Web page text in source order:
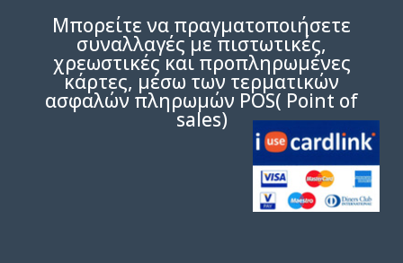
Μπορείτε να πραγματοποιήσετε
συναλλαγές με πιστωτικές,
χρεωστικές και προπληρωμένες
κάρτες, μέσω των τερματικών
ασφαλών πληρωμών POS( Point of
sales)